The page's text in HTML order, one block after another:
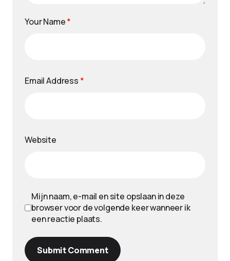
Your Name*
Email Address *
Website
Mijn naam, e-mail en site opslaan in deze
browser voor de volgende keer wanneer ik
een reactie plaats.
Submit Comment